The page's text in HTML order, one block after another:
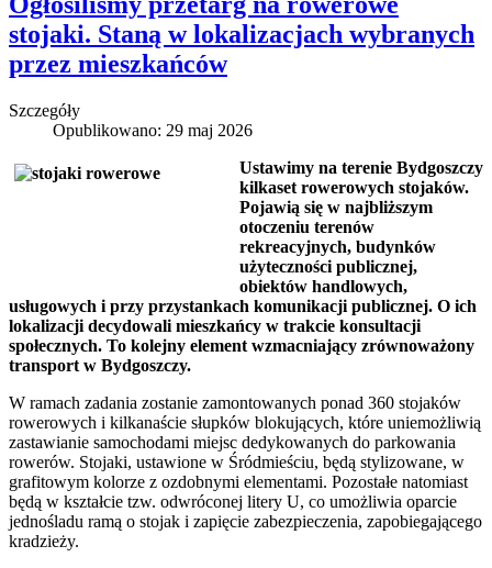
stojaki. Staną w lokalizacjach wybranych
przez mieszkańców
Szczegóły
Opublikowano: 29 maj 2026
Ustawimy na terenie Bydgoszczy
kilkaset rowerowych stojaków.
Pojawią się w najbliższym
otoczeniu terenów
rekreacyjnych, budynków
użyteczności publicznej,
obiektów handlowych,
usługowych i przy przystankach komunikacji publicznej. O ich
lokalizacji decydowali mieszkańcy w trakcie konsultacji
społecznych. To kolejny element wzmacniający zrównoważony
transport w Bydgoszczy.
W ramach zadania zostanie zamontowanych ponad 360 stojaków
rowerowych i kilkanaście słupków blokujących, które uniemożliwią
zastawianie samochodami miejsc dedykowanych do parkowania
rowerów. Stojaki, ustawione w Śródmieściu, będą stylizowane, w
grafitowym kolorze z ozdobnymi elementami. Pozostałe natomiast
będą w kształcie tzw. odwróconej litery U, co umożliwia oparcie
jednośladu ramą o stojak i zapięcie zabezpieczenia, zapobiegającego
kradzieży.